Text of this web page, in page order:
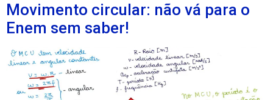
Movimento circular: não vá para o
Enem sem saber!